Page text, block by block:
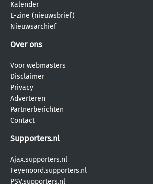
Kalender
E-zine (nieuwsbrief)
Nieuwsarchief
Over ons
Voor webmasters
Disclaimer
Privacy
Adverteren
Partnerberichten
Contact
Supporters.nl
Ajax.supporters.nl
Feyenoord.supporters.nl
PSV.supporters.nl